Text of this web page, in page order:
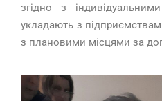
згідно з
укладають з
з плановими місцями за